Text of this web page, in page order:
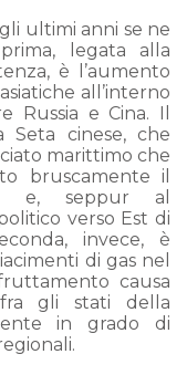
ultimi anni se ne
legata alla
è l’aumento
all’interno
Russia e Cina. Il
cinese, che
marittimo che
bruscamente il
e, seppur al
verso Est di
invece, è
di gas nel
causa
gli stati della
in grado di